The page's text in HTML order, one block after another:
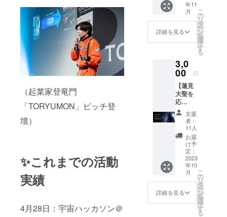
（起業家登竜門
「TORYUMON」ピッチ登
壇）
✨これまでの活動
実績
4月28日：宇宙ハッカソン＠
地アメ
リカの
宇宙開
発現場
より
メッ
と写真
を添え
てお送
りさせ
て頂き
ます！
配信は
アメリ
カ到着
後、渡
航半
ば、日
本帰国
後に配
信予定
です。
ぜひア
年11
月
詳細を見る
こ
の
リ
タ
ー
ン
を
選
択
す
る
3,0
00 円
【蓮見
大聖を
応
援！】
今回の
挑戦に
あた
り、応
援者限
定の
オープ
チャッ
トを開
設しま
す。応
支援
者：
11人
お届
け予
定：
2023
年10
月
詳細を見る
こ
の
リ
タ
ー
ン
を
選
択
す
る